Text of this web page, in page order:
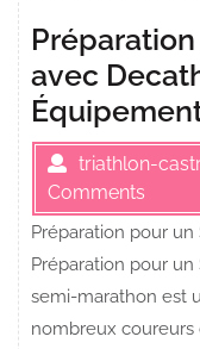
avec
triathlon-
Comments
Préparation pour
Préparation pour
semi-marathon est
nombreux coureurs